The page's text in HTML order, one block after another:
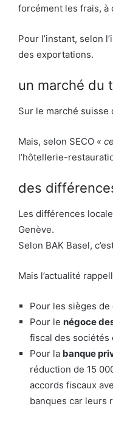
forcément les frais, à
Pour l’instant, selon
des exportations.
un marché du
Sur le marché suisse
Mais, selon SECO «
l’hôtellerie-
des
Les différences
Genève.
Selon BAK Basel,
Mais l’actualité
Pour les sièges de
Pour le négoce
fiscal des sociétés
Pour la banque
réduction de 15
accords fiscaux
banques car leurs